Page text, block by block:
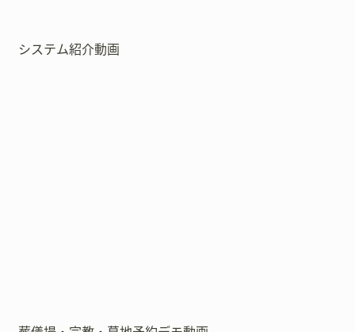
システム紹介動画